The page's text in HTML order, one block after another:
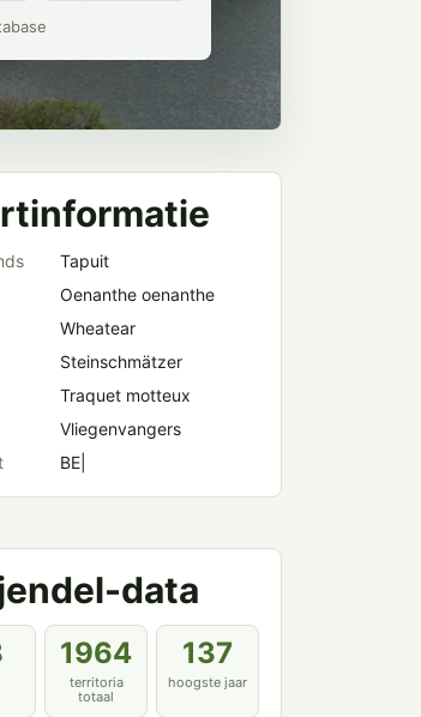
Tapuit
Oenanthe oenanthe
Wheatear
Steinschmätzer
Traquet motteux
Vliegenvangers
BE|
data
1964
territoria
totaal
137
hoogste jaar